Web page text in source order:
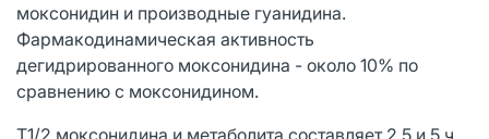
моксонидин и производные гуанидина.
Фармакодинамическая активность
дегидрированного моксонидина - около 10% по
сравнению с моксонидином.
Т1/2 моксонидина и метаболита составляет 2.5 и 5 ч